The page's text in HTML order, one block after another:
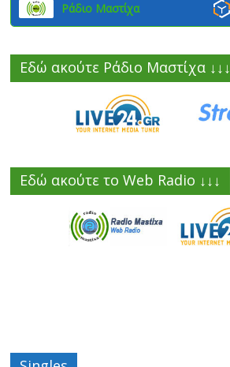
Ράδιο Μαστίχα
Εδώ ακούτε Ράδιο Μαστίχα ↓↓↓
Εδώ ακούτε το Web Radio ↓↓↓